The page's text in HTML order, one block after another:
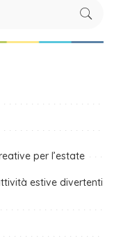
per l’estate
estive divertenti